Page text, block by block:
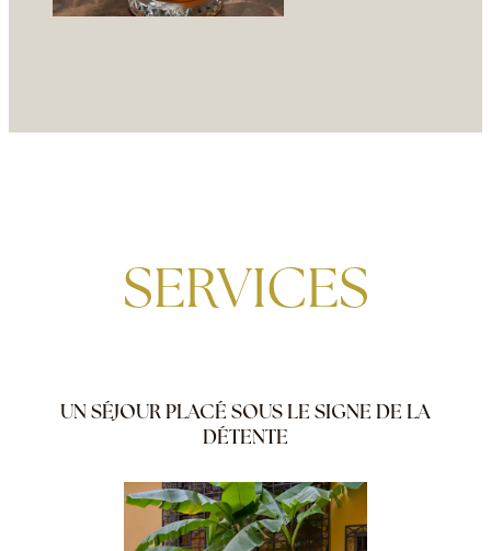
SERVICES
UN SÉJOUR PLACÉ SOUS LE SIGNE DE LA
DÉTENTE